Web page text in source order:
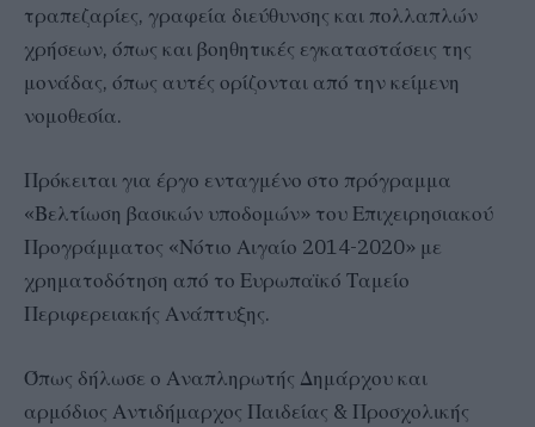
τραπεζαρίες, γραφεία διεύθυνσης και πολλαπλών
χρήσεων, όπως και βοηθητικές εγκαταστάσεις της
μονάδας, όπως αυτές ορίζονται από την κείμενη
νομοθεσία.
Πρόκειται για έργο ενταγμένο στο πρόγραμμα
«Βελτίωση βασικών υποδομών» του Επιχειρησιακού
Προγράμματος «Νότιο Αιγαίο 2014-2020» με
χρηματοδότηση από το Ευρωπαϊκό Ταμείο
Περιφερειακής Ανάπτυξης.
Όπως δήλωσε ο Αναπληρωτής Δημάρχου και
αρμόδιος Αντιδήμαρχος Παιδείας & Προσχολικής